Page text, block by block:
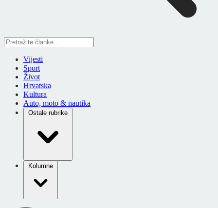
Vijesti
Sport
Život
Hrvatska
Kultura
Auto, moto & nautika
Ostale rubrike
Kolumne